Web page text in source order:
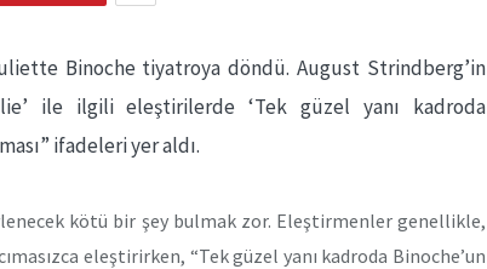
Binoche tiyatroya döndü. August Strindberg’in
ile ilgili eleştirilerde ‘Tek güzel yanı kadroda
ifadeleri yer aldı.
kötü bir şey bulmak zor. Eleştirmenler genellikle,
eleştirirken, “Tek güzel yanı kadroda Binoche’un